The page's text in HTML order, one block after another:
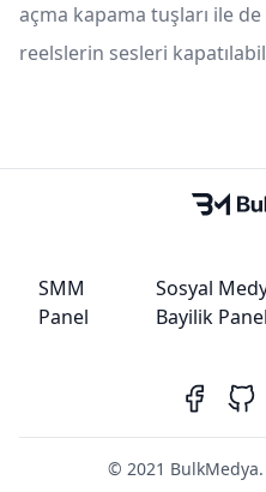
açma kapama tuşları ile
reelslerin sesleri
SMM
Panel
Sosyal
Bayilik
© 2021